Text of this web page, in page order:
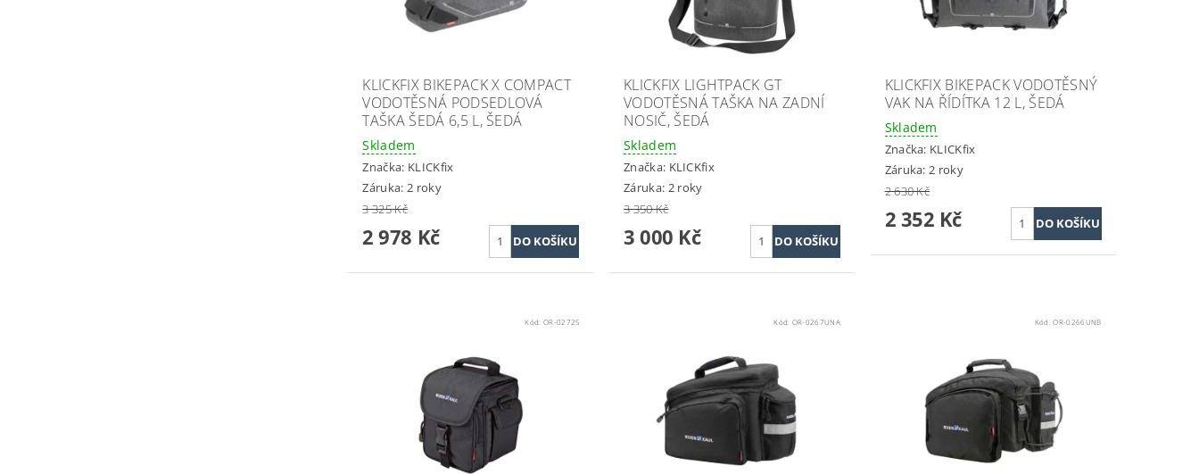
KLICKFIX BIKEPACK X COMPACT
VODOTĚSNÁ PODSEDLOVÁ
TAŠKA ŠEDÁ 6,5 L, ŠEDÁ
Skladem
Značka: KLICKfix
Záruka: 2 roky
3 325 Kč
2 978 Kč
KLICKFIX LIGHTPACK GT
VODOTĚSNÁ TAŠKA NA ZADNÍ
NOSIČ, ŠEDÁ
Skladem
Značka: KLICKfix
Záruka: 2 roky
3 350 Kč
3 000 Kč
KLICKFIX BIKEPACK VODOTĚSNÝ
VAK NA ŘÍDÍTKA 12 L, ŠEDÁ
Skladem
Značka: KLICKfix
Záruka: 2 roky
2 630 Kč
2 352 Kč
Kód: OR-0272S Kód: OR-0267UNA Kód:OR-0266UNB